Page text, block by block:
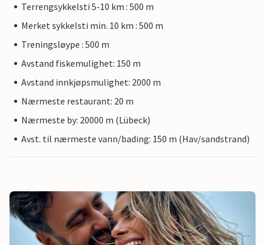
Terrengsykkelsti 5-10 km : 500 m
Merket sykkelsti min. 10 km : 500 m
Treningsløype : 500 m
Avstand fiskemulighet: 150 m
Avstand innkjøpsmulighet: 2000 m
Nærmeste restaurant: 20 m
Nærmeste by: 20000 m (Lübeck)
Avst. til nærmeste vann/bading: 150 m (Hav/sandstrand)